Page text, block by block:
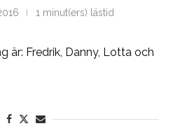
1 minut(ers) lästid
är: Fredrik, Danny, Lotta och